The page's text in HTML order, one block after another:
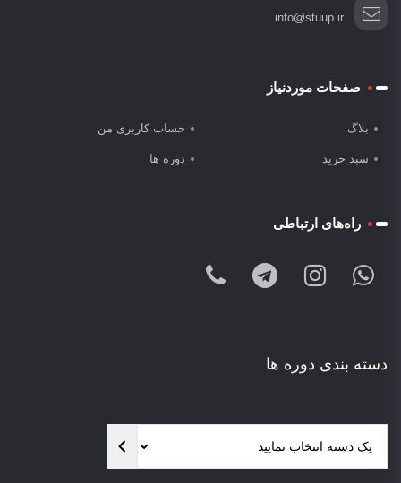
info@stuup.ir
صفحات موردنیاز
بلاگ حساب کاربری من
سبد خرید دوره ها
راه‌های ارتباطی
دسته بندی دوره ها
دسته
انتخاب